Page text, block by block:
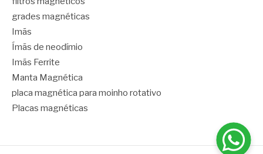
grades magnéticas
Imãs
Ímãs de neodímio
Imãs Ferrite
Manta Magnética
placa magnética para moinho rotativo
Placas magnéticas